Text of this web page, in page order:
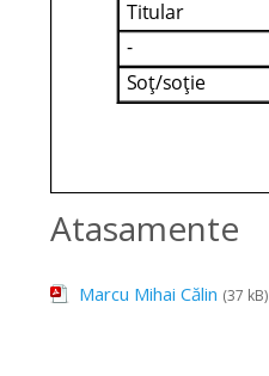
Atasamente
Marcu Mihai Călin (37 kB)